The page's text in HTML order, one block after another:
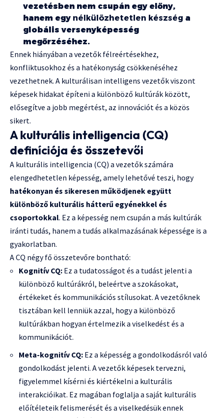
vezetésben nem csupán egy előny,
hanem egy nélkülözhetetlen készség a
globális versenyképesség
megőrzéséhez.
Ennek hiányában a vezetők félreértésekhez,
konfliktusokhoz és a hatékonyság csökkenéséhez
vezethetnek. A kulturálisan intelligens vezetők viszont
képesek hidakat építeni a különböző kultúrák között,
elősegítve a jobb megértést, az innovációt és a közös
sikert.
A kulturális intelligencia (CQ)
definíciója és összetevői
A kulturális intelligencia (CQ) a vezetők számára
elengedhetetlen képesség, amely lehetővé teszi, hogy
hatékonyan és sikeresen működjenek együtt
különböző kulturális hátterű egyénekkel és
csoportokkal. Ez a képesség nem csupán a más kultúrák
iránti tudás, hanem a tudás alkalmazásának képessége is a
gyakorlatban.
A CQ négy fő összetevőre bontható:
Kognitív CQ: Ez a tudatosságot és a tudást jelenti a
különböző kultúrákról, beleértve a szokásokat,
értékeket és kommunikációs stílusokat. A vezetőknek
tisztában kell lenniük azzal, hogy a különböző
kultúrákban hogyan értelmezik a viselkedést és a
kommunikációt.
Meta-kognitív CQ: Ez a képesség a gondolkodásról való
gondolkodást jelenti. A vezetők képesek tervezni,
figyelemmel kísérni és kiértékelni a kulturális
interakcióikat. Ez magában foglalja a saját kulturális
előítéleteik felismerését és a viselkedésük ennek